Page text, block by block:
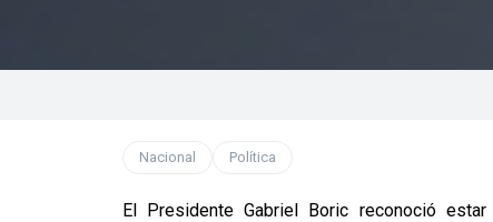
Nacional Política
El Presidente Gabriel Boric reconoció